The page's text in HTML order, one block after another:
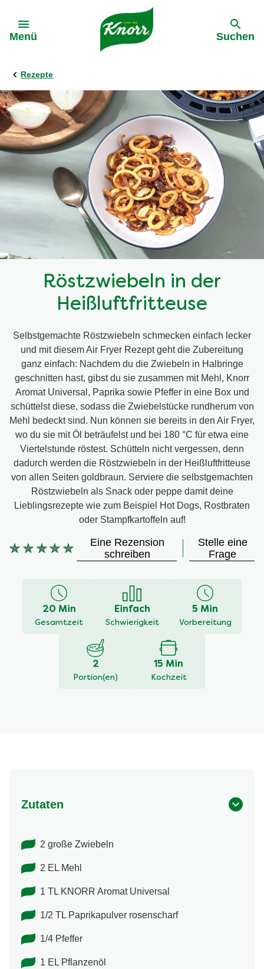
Menü Suchen
Rezepte
Röstzwiebeln in der
Heißluftfritteuse
Selbstgemachte Röstzwiebeln schmecken einfach lecker
und mit diesem Air Fryer Rezept geht die Zubereitung
ganz einfach: Nachdem du die Zwiebeln in Halbringe
geschnitten hast, gibst du sie zusammen mit Mehl, Knorr
Aromat Universal, Paprika sowie Pfeffer in eine Box und
schüttelst diese, sodass die Zwiebelstücke rundherum von
Mehl bedeckt sind. Nun können sie bereits in den Air Fryer,
wo du sie mit Öl beträufelst und bei 180 °C für etwa eine
Viertelstunde röstest. Schütteln nicht vergessen, denn
dadurch werden die Röstzwiebeln in der Heißluftfritteuse
von allen Seiten goldbraun. Serviere die selbstgemachten
Röstzwiebeln als Snack oder peppe damit deine
Lieblingsrezepte wie zum Beispiel Hot Dogs, Rostbraten
oder Stampfkartoffeln auf!
Keine
abgegeben
Eine Rezension
schreiben
Stelle eine
Frage
20 Min
Gesamtzeit
Einfach
Schwierigkeit
5 Min
Vorbereitung
2
Portion(en)
15 Min
Kochzeit
Zutaten
2 große Zwiebeln
2 EL Mehl
1 TL KNORR Aromat Universal
1/2 TL Paprikapulver rosenscharf
1/4 Pfeffer
1 EL Pflanzenöl